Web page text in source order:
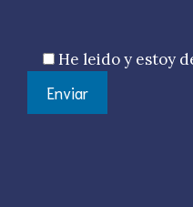
He leido y estoy